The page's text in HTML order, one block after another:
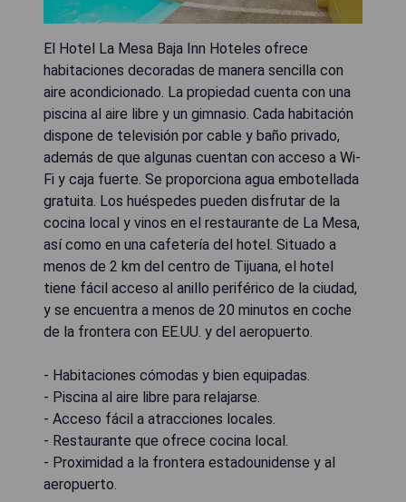
El Hotel La Mesa Baja Inn Hoteles ofrece
habitaciones decoradas de manera sencilla con
aire acondicionado. La propiedad cuenta con una
piscina al aire libre y un gimnasio. Cada habitación
dispone de televisión por cable y baño privado,
además de que algunas cuentan con acceso a Wi-
Fi y caja fuerte. Se proporciona agua embotellada
gratuita. Los huéspedes pueden disfrutar de la
cocina local y vinos en el restaurante de La Mesa,
así como en una cafetería del hotel. Situado a
menos de 2 km del centro de Tijuana, el hotel
tiene fácil acceso al anillo periférico de la ciudad,
y se encuentra a menos de 20 minutos en coche
de la frontera con EE.UU. y del aeropuerto.
- Habitaciones cómodas y bien equipadas.
- Piscina al aire libre para relajarse.
- Acceso fácil a atracciones locales.
- Restaurante que ofrece cocina local.
- Proximidad a la frontera estadounidense y al
aeropuerto.